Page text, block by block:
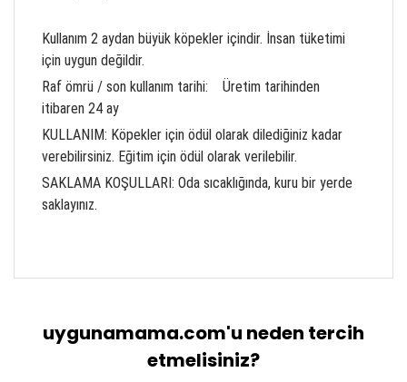
Kullanım 2 aydan büyük köpekler içindir. İnsan tüketimi
için uygun değildir.
Raf ömrü / son kullanım tarihi: Üretim tarihinden
itibaren 24 ay
KULLANIM: Köpekler için ödül olarak dilediğiniz kadar
verebilirsiniz. Eğitim için ödül olarak verilebilir.
SAKLAMA KOŞULLARI: Oda sıcaklığında, kuru bir yerde
saklayınız.
Yorum Yaz
ve diğer konularda yetersiz gördüğünüz noktaları
Ürün resmi kalitesiz, bozuk veya
görüntülenemiyor.
uygunamama.com'u neden tercih
etmelisiniz?